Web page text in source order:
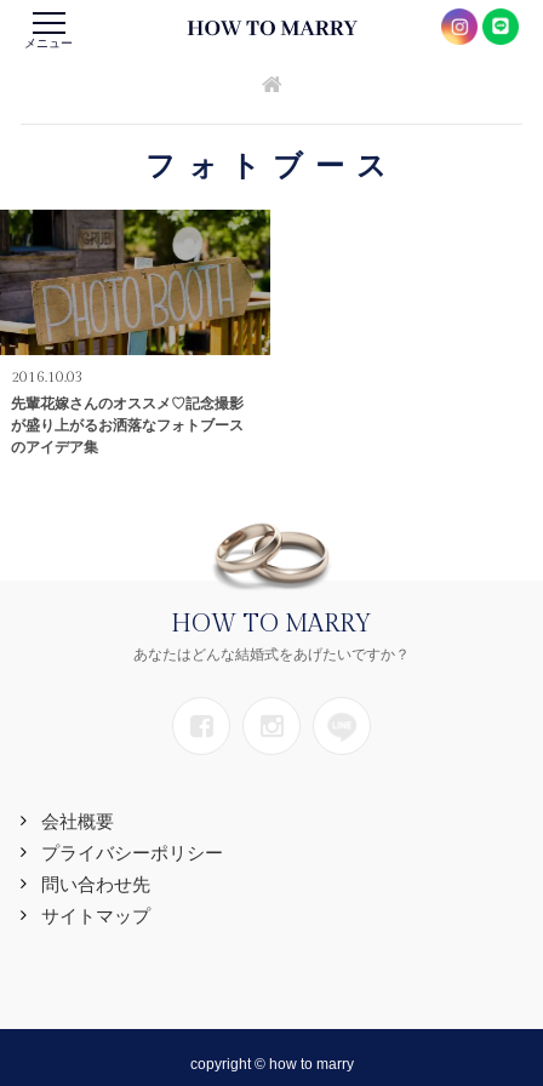
メニュー
フォトブース
2016.10.03
先輩花嫁さんのオススメ♡記念撮影
が盛り上がるお洒落なフォトブース
のアイデア集
HOW TO MARRY
あなたはどんな結婚式をあげたいですか？
会社概要
プライバシーポリシー
問い合わせ先
サイトマップ
copyright © how to marry